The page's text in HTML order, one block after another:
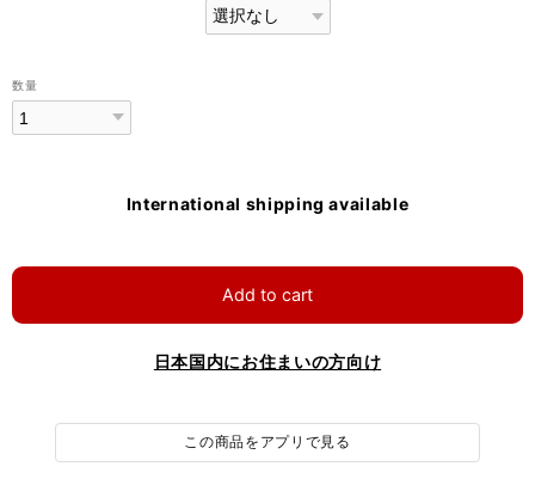
数量
International shipping available
Add to cart
日本国内にお住まいの方向け
この商品をアプリで見る